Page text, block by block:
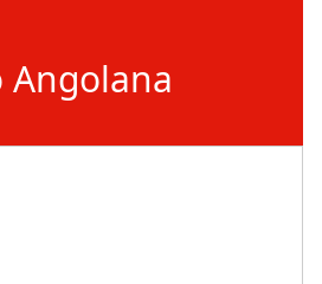
Angolana